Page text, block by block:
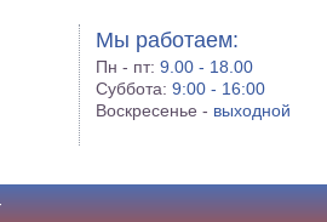
Мы работаем:
Пн - пт:9.00 - 18.00
Суббота:9:00 - 16:00
Воскресенье - выходной